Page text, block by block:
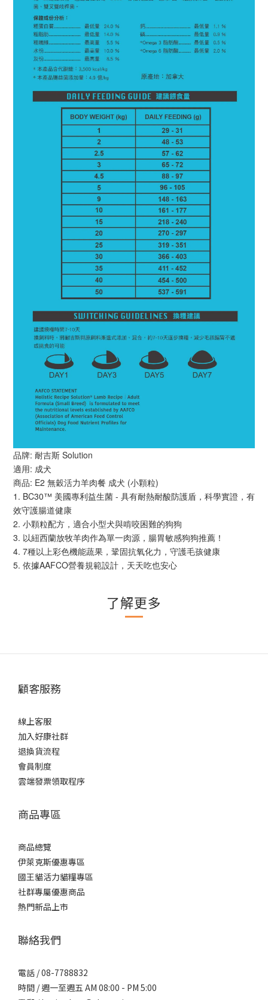
品牌: 耐吉斯 Solution
適用: 成犬
商品: E2 無穀活力羊肉餐 成犬 (小顆粒)
1. BC30™ 美國專利益生菌 - 具有耐熱耐酸防護盾，科學實證，有
效守護腸道健康
2. 小顆粒配方，適合小型犬與啃咬困難的狗狗
3. 以紐西蘭放牧羊肉作為單一肉源，腸胃敏感狗狗推薦！
4. 7種以上彩色機能蔬果，鞏固抗氧化力，守護毛孩健康
5. 依據AAFCO營養規範設計，天天吃也安心
了解更多
顧客服務
線上客服
加入好康社群
退換貨流程
會員制度
雲端發票領取程序
商品專區
商品總覽
伊萊克斯優惠專區
國王貓活力貓糧專區
社群專屬優惠商品
熱門新品上市
聯絡我們
電話 / 08-7788832
時間 / 週一至週五 AM 08:00 - PM 5:00